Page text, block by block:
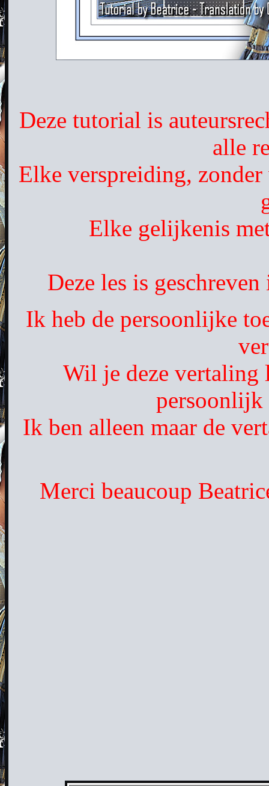
Deze tutorial is
alle
Elke verspreiding,
Elke gelijkenis
Deze les is
Ik heb de persoonlijke
Wil je deze vertaling
persoonlijk
Ik ben alleen maar de
Merci beaucoup